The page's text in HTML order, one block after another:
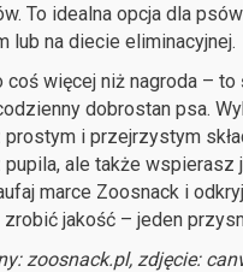
To idealna opcja dla
lub na diecie eliminacyjnej.
więcej niż nagroda – to
dobrostan psa.
prostym i przejrzystym
ale także wspierasz
marce Zoosnack i
jakość – jeden
zoosnack.pl, zdjęcie: